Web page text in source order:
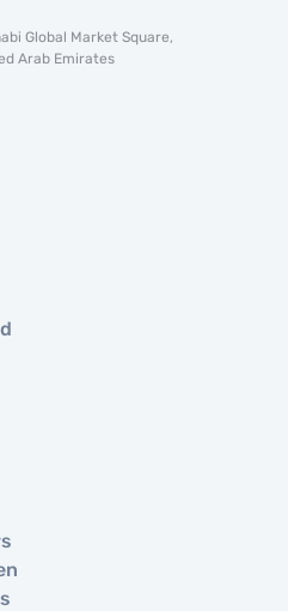
Global Market Square,
Arab Emirates